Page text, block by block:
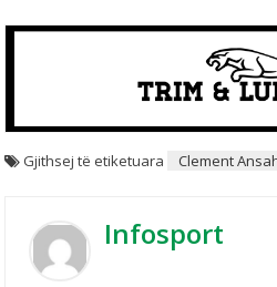
Gjithsej të etiketuara Clement
Infosport